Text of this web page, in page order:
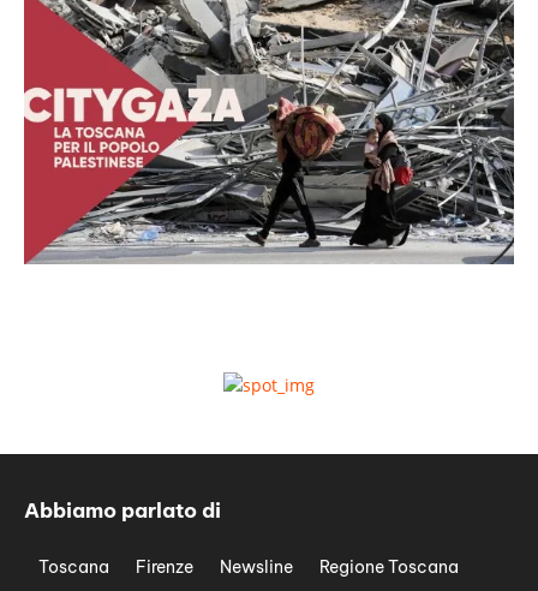
Abbiamo parlato di
Toscana Firenze Newsline
Regione Toscana